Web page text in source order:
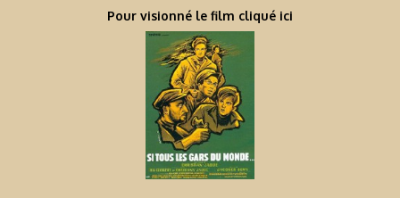
Pour visionné le film cliqué ici